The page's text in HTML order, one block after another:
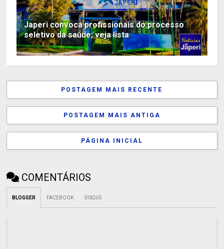
Japeri convoca profissionais do processo
seletivo da saúde; veja lista
POSTAGEM MAIS RECENTE
POSTAGEM MAIS ANTIGA
PÁGINA INICIAL
COMENTÁRIOS
BLOGGER FACEBOOK DISQUS